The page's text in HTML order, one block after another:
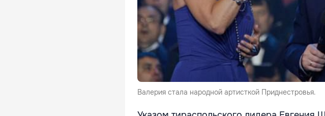
Валерия стала народной артисткой Приднестровья.